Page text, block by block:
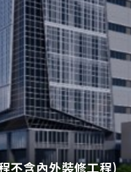
不含內外裝修工程)